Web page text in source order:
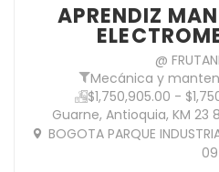
APRENDIZ
@
Mecánica y
$1,750,905.00 -
Guarne, Antioquia, KM 23
BOGOTA PARQUE
09